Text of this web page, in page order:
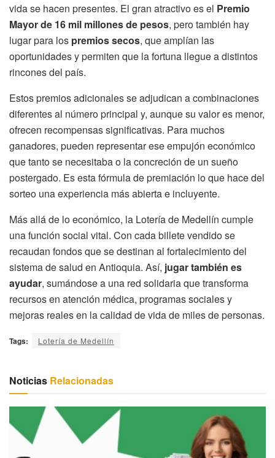
vida se hacen presentes. El gran atractivo es el Premio
Mayor de 16 mil millones de pesos, pero también hay
lugar para los premios secos, que amplían las
oportunidades y permiten que la fortuna llegue a distintos
rincones del país.
Estos premios adicionales se adjudican a combinaciones
diferentes al número principal y, aunque su valor es menor,
ofrecen recompensas significativas. Para muchos
ganadores, pueden representar ese empujón económico
que tanto se necesitaba o la concreción de un sueño
postergado. Es esta fórmula de premiación lo que hace del
sorteo una experiencia más abierta e incluyente.
Más allá de lo económico, la Lotería de Medellín cumple
una función social vital. Con cada billete vendido se
recaudan fondos que se destinan al fortalecimiento del
sistema de salud en Antioquia. Así, jugar también es
ayudar, sumándose a una red solidaria que transforma
recursos en atención médica, programas sociales y
mejoras reales en la calidad de vida de miles de personas.
Tags: Lotería de Medellín
Noticias Relacionadas